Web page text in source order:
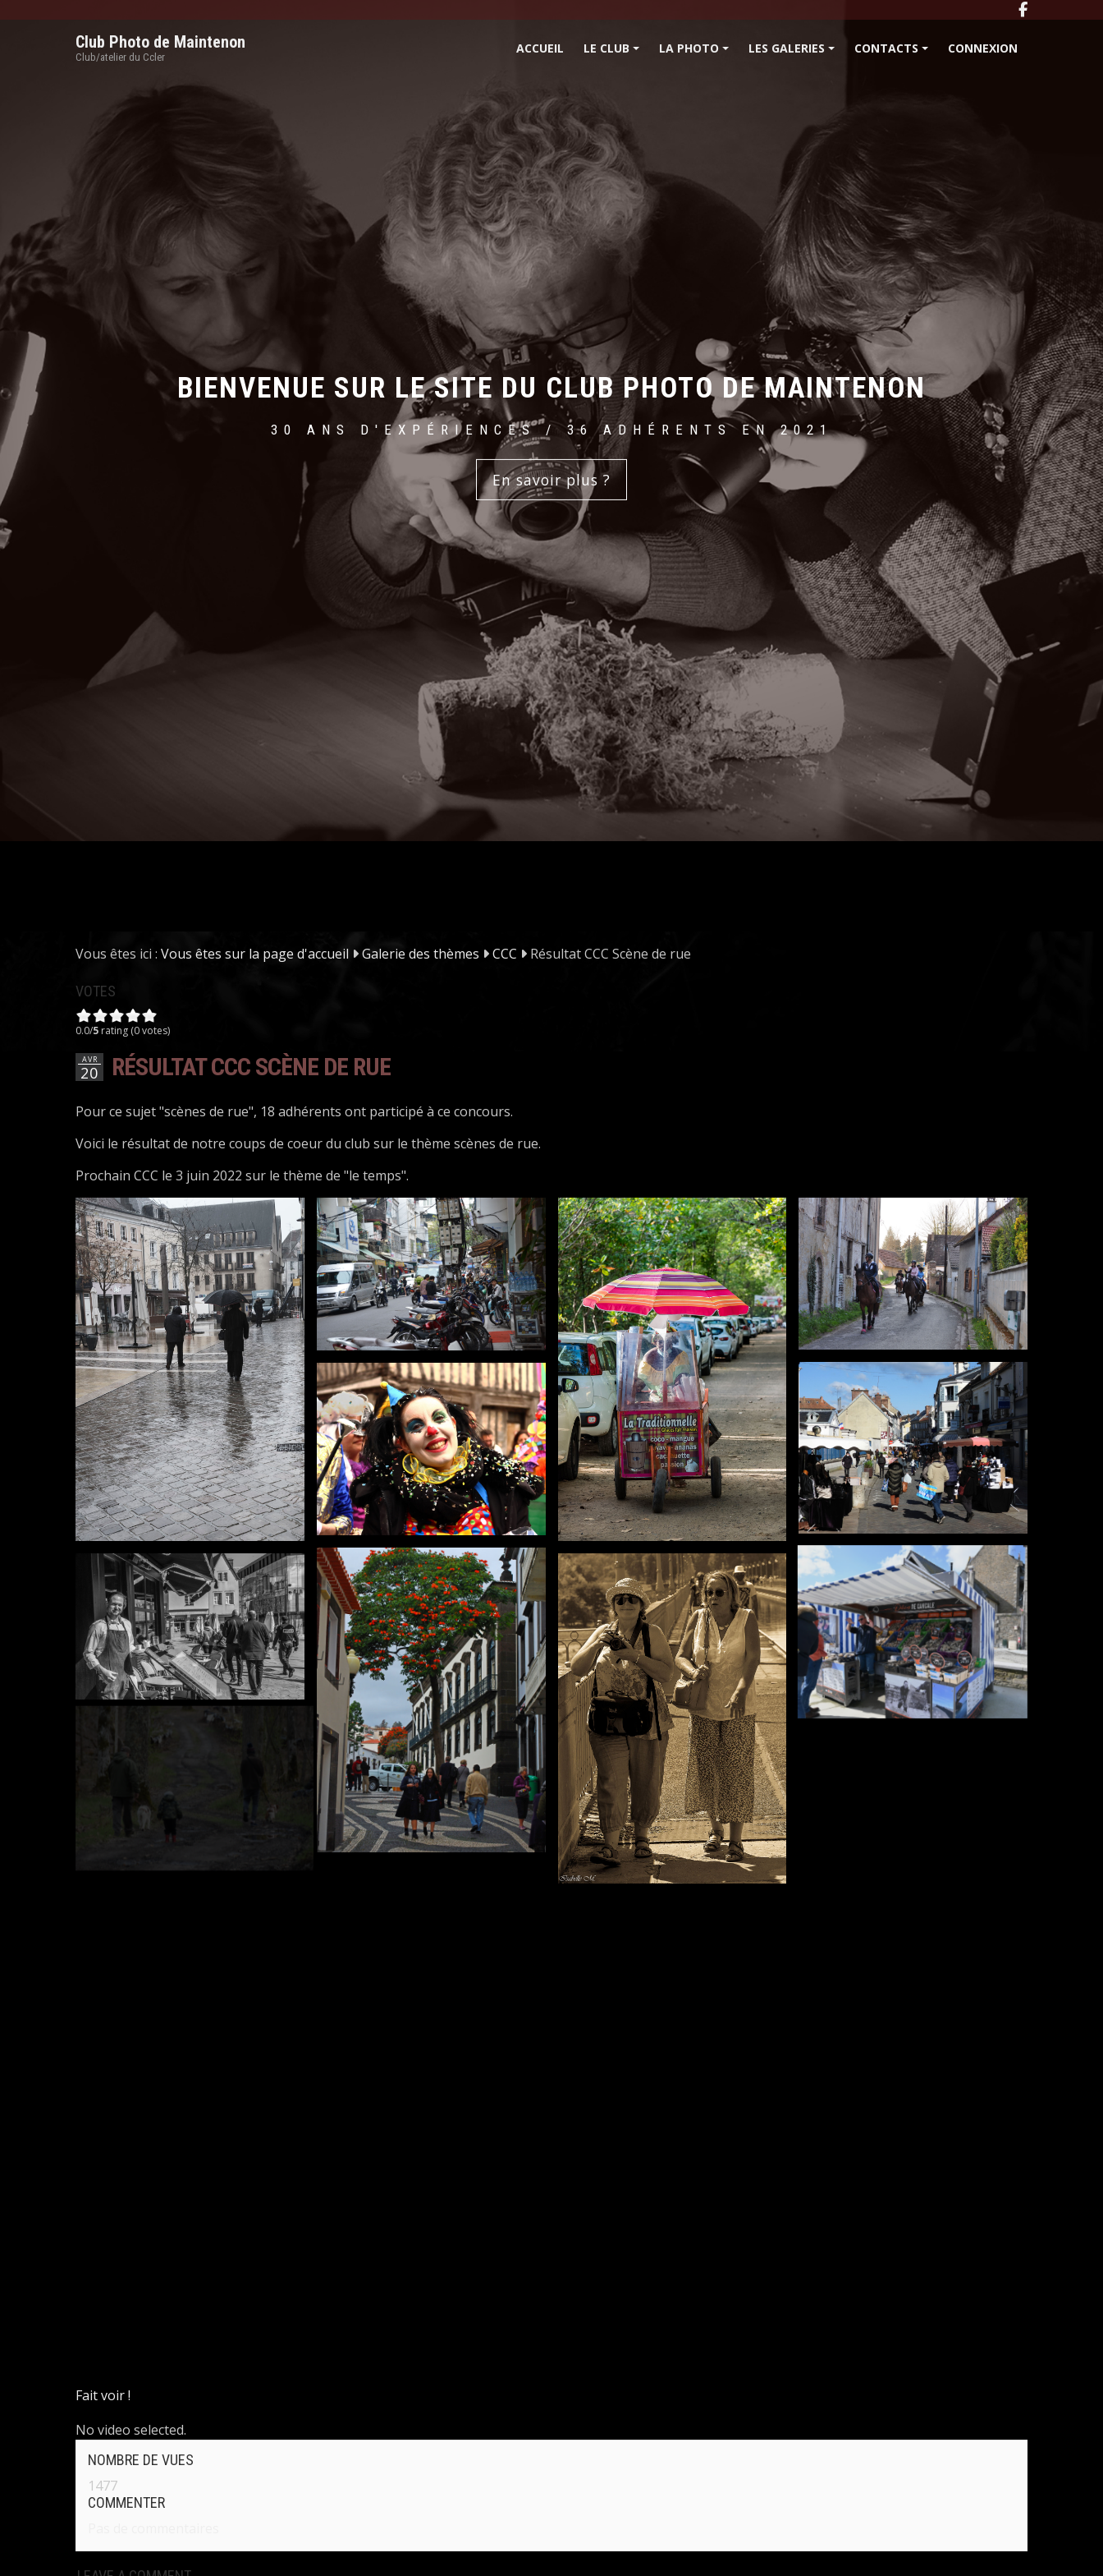
Club Photo de Maintenon
Club/atelier du Ccler
ACCUEIL
LE CLUB
LA PHOTO
LES GALERIES
CONTACTS CONNEXION
BIENVENUE SUR LE SITE DU CLUB PHOTO DE MAINTENON
30 ANS D'EXPÉRIENCES / 36 ADHÉRENTS EN 2021
En savoir plus ?
Vous êtes ici : Vous êtes sur la page d'accueil Galerie des thèmes CCC Résultat CCC Scène de rue
VOTES
0.0/5 rating (0 votes)
AVR
20 RÉSULTAT CCC SCÈNE DE RUE
Pour ce sujet "scènes de rue", 18 adhérents ont participé à ce concours.
Voici le résultat de notre coups de coeur du club sur le thème scènes de rue.
Prochain CCC le 3 juin 2022 sur le thème de "le temps".
Fait voir !
No video selected.
NOMBRE DE VUES
1477
COMMENTER